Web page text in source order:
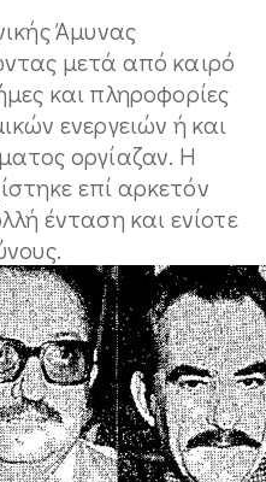
Άμυνας
μετά από καιρό
και πληροφορίες
ενεργειών ή και
οργίαζαν. Η
επί αρκετόν
ένταση και ενίοτε